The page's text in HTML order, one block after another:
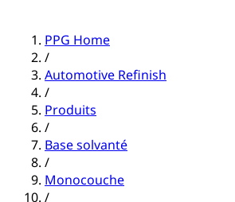
PPG Home
/
Automotive Refinish
/
Produits
/
Base solvanté
/
Monocouche
/